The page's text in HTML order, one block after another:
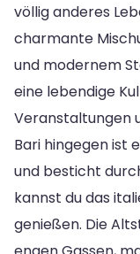
völlig anderes
charmante
und modernem
eine lebendige
Veranstaltungen
Bari hingegen ist
und besticht
kannst du das
genießen. Die